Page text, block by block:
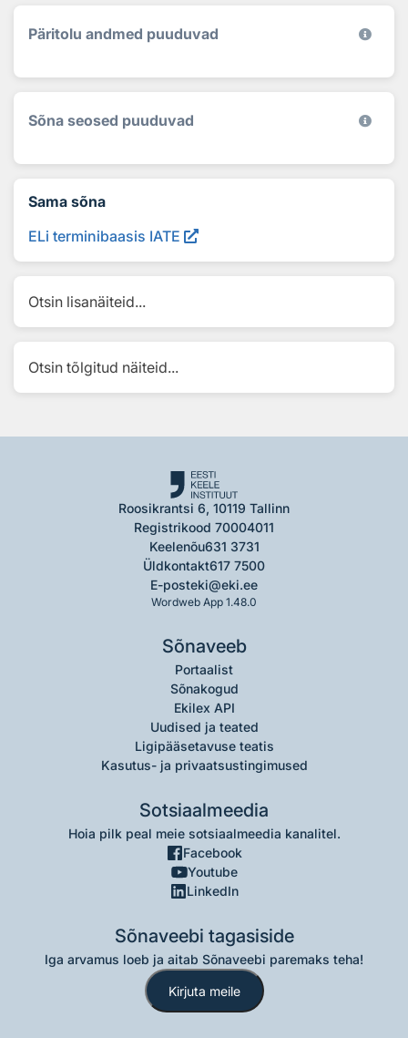
Päritolu andmed puuduvad
Sõna seosed puuduvad
Sama sõna
ELi terminibaasis IATE
Otsin lisanäiteid...
Otsin tõlgitud näiteid...
Roosikrantsi 6, 10119 Tallinn
Registrikood 70004011
Keelenõu631 3731
Üldkontakt617 7500
E-posteki@eki.ee
Wordweb App 1.48.0
Sõnaveeb
Portaalist
Sõnakogud
Ekilex API
Uudised ja teated
Ligipääsetavuse teatis
Kasutus- ja privaatsustingimused
Sotsiaalmeedia
Hoia pilk peal meie sotsiaalmeedia kanalitel.
Facebook
Youtube
LinkedIn
Sõnaveebi tagasiside
Iga arvamus loeb ja aitab Sõnaveebi paremaks teha!
Kirjuta meile